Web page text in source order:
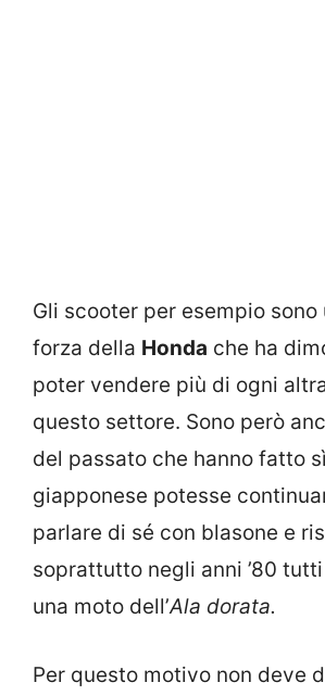
Gli scooter per esempio sono
forza della Honda che ha
poter vendere più di ogni
questo settore. Sono però
del passato che hanno fatto
giapponese potesse
parlare di sé con blasone e
soprattutto negli anni ’80
una moto dell’Ala dorata.
Per questo motivo non deve